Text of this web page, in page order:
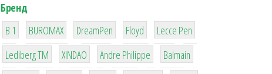
Бренд
B 1
1
BUROMAX
1
DreamPen
2
Floyd
2
Lecce Pen
3
Lediberg ТМ
3
XINDAO
1
Andre Philippe
4
Balmain
26 64 299 4 42